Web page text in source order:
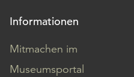
Informationen
Mitmachen im
Museumsportal